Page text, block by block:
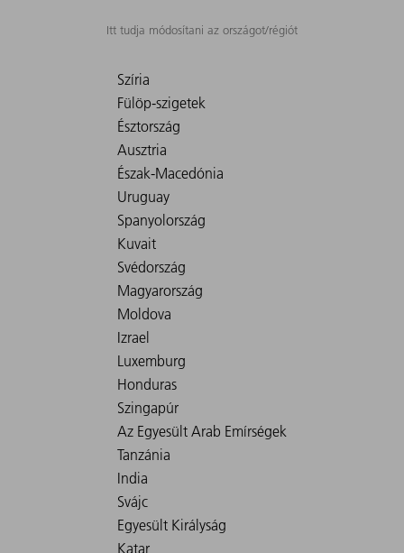
Itt tudja módosítani az országot/régiót